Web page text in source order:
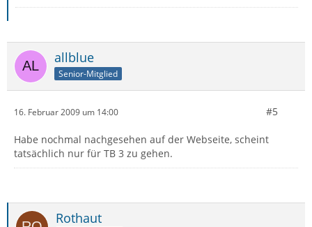
allblue
Senior-Mitglied
16. Februar 2009 um 14:00 #5
Habe nochmal nachgesehen auf der Webseite, scheint
tatsächlich nur für TB 3 zu gehen.
Rothaut